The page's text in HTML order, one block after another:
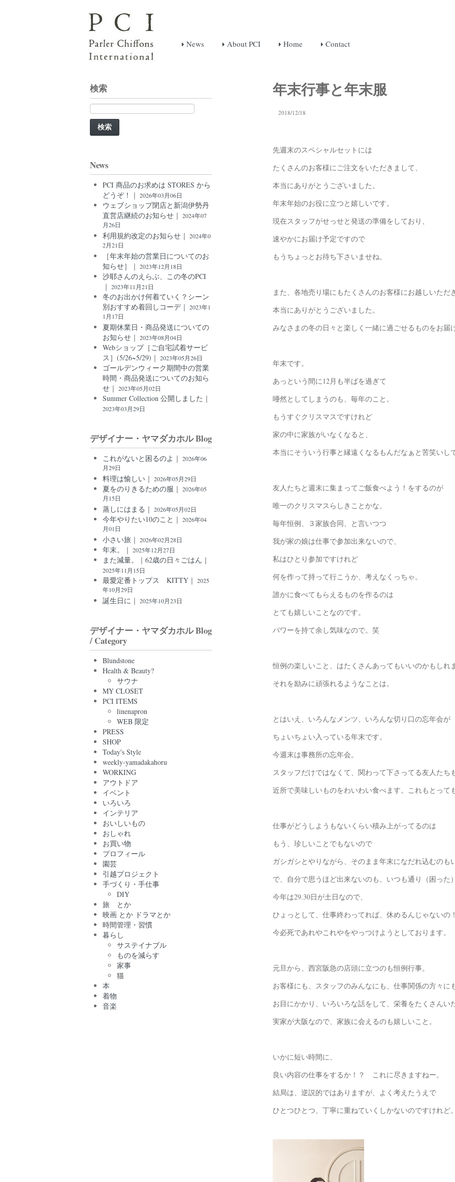
News About PCI Home Contact
年末行事と年末服
2018/12/18
先週末のスペシャルセットには
たくさんのお客様にご注文をいただきまして、
本当にありがとうございました。
年末年始のお役に立つと嬉しいです。
現在スタッフがせっせと発送の準備をしており、
速やかにお届け予定ですので
もうちょっとお待ち下さいませね。
また、各地売り場にもたくさんのお客様にお越しいただ
本当にありがとうございました。
みなさまの冬の日々と楽しく一緒に過ごせるものをお届
年末です。
あっという間に12月も半ばを過ぎて
唖然としてしまうのも、毎年のこと。
もうすぐクリスマスですけれど
家の中に家族がいなくなると、
本当にそういう行事と縁遠くなるもんだなぁと苦笑いし
友人たちと週末に集まってご飯食べよう！をするのが
唯一のクリスマスらしきことかな。
毎年恒例、３家族合同、と言いつつ
我が家の娘は仕事で参加出来ないので、
私はひとり参加ですけれど
何を作って持って行こうか、考えなくっちゃ。
誰かに食べてもらえるものを作るのは
とても嬉しいことなのです。
パワーを持て余し気味なので。笑
恒例の楽しいこと、はたくさんあってもいいのかもしれ
それを励みに頑張れるようなことは。
とはいえ、いろんなメンツ、いろんな切り口の忘年会が
ちょいちょい入っている年末です。
今週末は事務所の忘年会。
スタッフだけではなくて、関わって下さってる友人たち
近所で美味しいものをわいわい食べます。これもとって
仕事がどうしようもないくらい積み上がってるのは
もう、珍しいことでもないので
ガシガシとやりながら、そのまま年末になだれ込むのも
で、自分で思うほど出来ないのも、いつも通り（困った）
今年は29.30日が土日なので、
ひょっとして、仕事終わってれば、休めるんじゃないの
今必死であれやこれやをやっつけようとしております。
元旦から、西宮阪急の店頭に立つのも恒例行事。
お客様にも、スタッフのみんなにも、仕事関係の方々に
お目にかかり、いろいろな話をして、栄養をたくさんい
実家が大阪なので、家族に会えるのも嬉しいこと。
いかに短い時間に、
良い内容の仕事をするか！？ これに尽きますねー。
結局は、逆説的ではありますが、よく考えたうえで
ひとつひとつ、丁寧に重ねていくしかないのですけれど。
検索
検
索:
News
PCI 商品のお求めは STORES から
どうぞ！｜ 2026年03月06日
ウェブショップ閉店と新潟伊勢丹
直営店継続のお知らせ｜ 2024年07
月26日
利用規約改定のお知らせ｜ 2024年0
2月21日
［年末年始の営業日についてのお
知らせ］｜ 2023年12月18日
沙耶さんのえらぶ、この冬のPCI
｜ 2023年11月21日
冬のお出かけ何着ていく？シーン
別おすすめ着回しコーデ｜ 2023年1
1月17日
夏期休業日・商品発送についての
お知らせ｜ 2023年08月04日
Webショップ［ご自宅試着サービ
ス］(5/26~5/29)｜ 2023年05月26日
ゴールデンウィーク期間中の営業
時間・商品発送についてのお知ら
せ｜ 2023年05月02日
Summer Collection 公開しました｜
2023年03月29日
デザイナー・ヤマダカホル Blog
これがないと困るのよ｜ 2026年06
月29日
料理は愉しい｜ 2026年05月29日
夏をのりきるための服｜ 2026年05
月15日
蒸しにはまる｜ 2026年05月02日
今年やりたい10のこと｜ 2026年04
月01日
小さい旅｜ 2026年02月28日
年末。｜ 2025年12月27日
また減量。｜62歳の日々ごはん｜
2025年11月15日
最愛定番トップス KITTY｜ 2025
年10月29日
誕生日に｜ 2025年10月23日
デザイナー・ヤマダカホル Blog
/ Category
Blundstone
Health & Beauty?
サウナ
MY CLOSET
PCI ITEMS
linenapron
WEB 限定
PRESS
SHOP
Today's Style
weekly-yamadakahoru
WORKING
アウトドア
イベント
いろいろ
インテリア
おいしいもの
おしゃれ
お買い物
プロフィール
園芸
引越プロジェクト
手づくり・手仕事
DIY
旅 とか
映画 とか ドラマとか
時間管理・習慣
暮らし
サステイナブル
ものを減らす
家事
猫
本
着物
音楽